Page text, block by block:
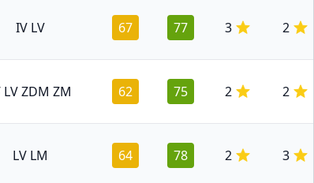
IV LV 67 77 3 2
LV ZDM ZM 62 75 2 2
LV LM 64 78 2 3